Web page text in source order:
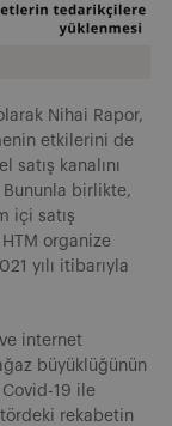
Nihai Rapor,
etkilerini de
satış kanalını
Bununla birlikte,
içi satış
organize
yılı itibarıyla
internet
büyüklüğünün
Covid-19 ile
rekabetin